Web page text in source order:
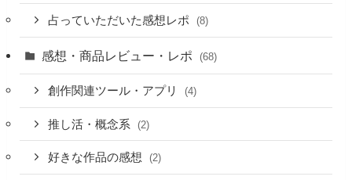
占っていただいた感想レポ (8)
感想・商品レビュー・レポ (68)
創作関連ツール・アプリ (4)
推し活・概念系 (2)
好きな作品の感想 (2)